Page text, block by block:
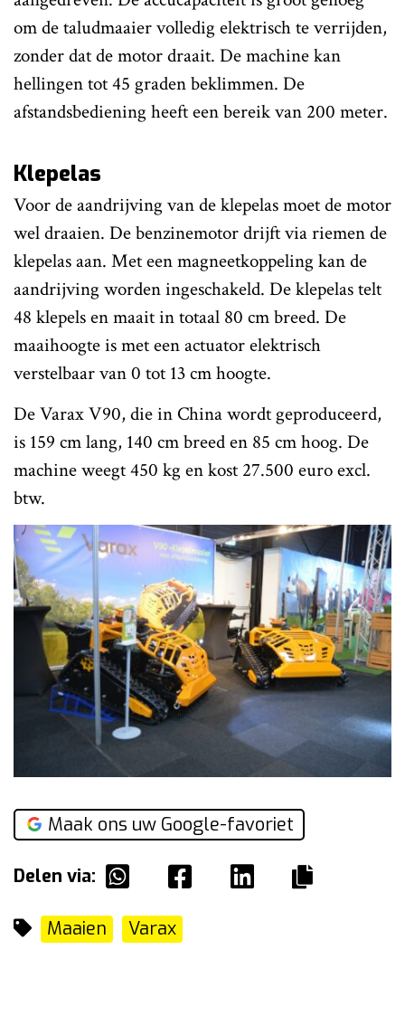
om de taludmaaier volledig elektrisch te verrijden,
zonder dat de motor draait. De machine kan
hellingen tot 45 graden beklimmen. De
afstandsbediening heeft een bereik van 200 meter.
Klepelas
Voor de aandrijving van de klepelas moet de motor
wel draaien. De benzinemotor drijft via riemen de
klepelas aan. Met een magneetkoppeling kan de
aandrijving worden ingeschakeld. De klepelas telt
48 klepels en maait in totaal 80 cm breed. De
maaihoogte is met een actuator elektrisch
verstelbaar van 0 tot 13 cm hoogte.
De Varax V90, die in China wordt geproduceerd,
is 159 cm lang, 140 cm breed en 85 cm hoog. De
machine weegt 450 kg en kost 27.500 euro excl.
btw.
Maak ons uw Google-favoriet
Delen via:
Maaien Varax